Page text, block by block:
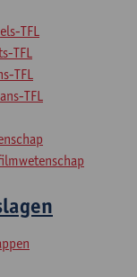
TFL
TFL
TFL
TFL